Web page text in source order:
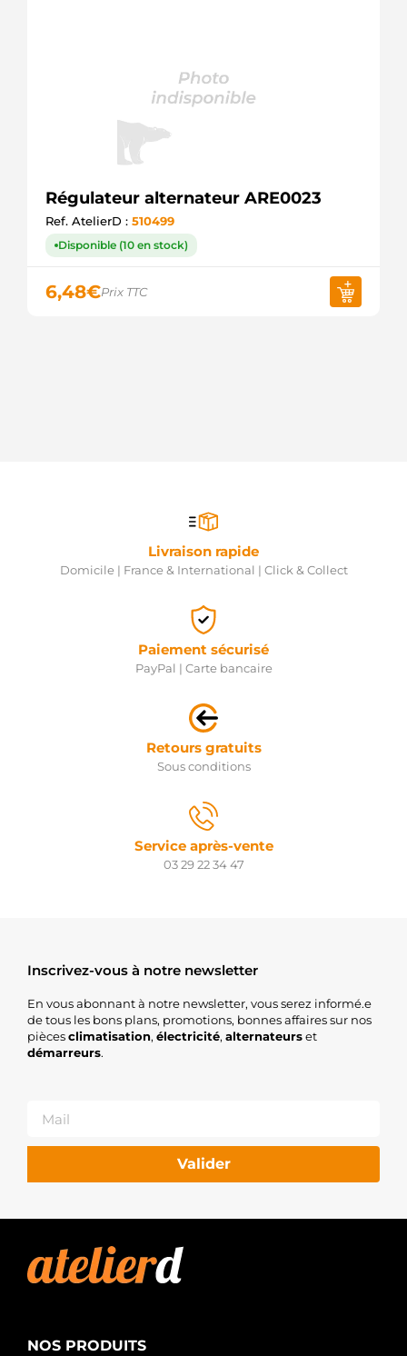
Régulateur alternateur ARE0023
Ref. AtelierD : 510499
Disponible (10 en stock)
6,48€Prix TTC
Livraison rapide
Domicile | France & International | Click & Collect
Paiement sécurisé
PayPal | Carte bancaire
Retours gratuits
Sous conditions
Service après-vente
03 29 22 34 47
Inscrivez-vous à notre newsletter
En vous abonnant à notre newsletter, vous serez informé.e
de tous les bons plans, promotions, bonnes affaires sur nos
piècesclimatisation, électricité, alternateurset
démarreurs.
Valider
NOS PRODUITS